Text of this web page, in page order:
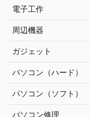
電子工作
周辺機器
ガジェット
パソコン（ハード）
パソコン（ソフト）
パソコン修理